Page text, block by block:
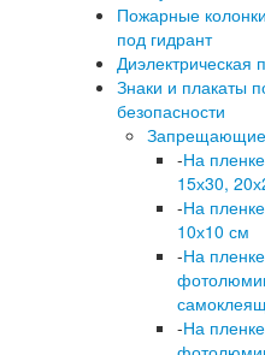
Пожарные
под гидрант
Диэлектрическая
Знаки и плакаты
безопасности
Запрещающие
-На
15х30,
-На
10х10 см
-На пленке
-На пленке